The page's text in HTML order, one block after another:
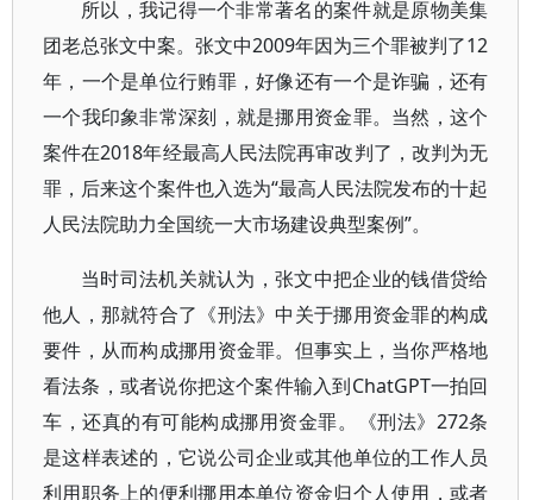
所以，我记得一个非常著名的案件就是原物美集
团老总张文中案。张文中2009年因为三个罪被判了12
年，一个是单位行贿罪，好像还有一个是诈骗，还有
一个我印象非常深刻，就是挪用资金罪。当然，这个
案件在2018年经最高人民法院再审改判了，改判为无
罪，后来这个案件也入选为“最高人民法院发布的十起
人民法院助力全国统一大市场建设典型案例”。
当时司法机关就认为，张文中把企业的钱借贷给
他人，那就符合了《刑法》中关于挪用资金罪的构成
要件，从而构成挪用资金罪。但事实上，当你严格地
看法条，或者说你把这个案件输入到ChatGPT一拍回
车，还真的有可能构成挪用资金罪。《刑法》272条
是这样表述的，它说公司企业或其他单位的工作人员
利用职务上的便利挪用本单位资金归个人使用，或者